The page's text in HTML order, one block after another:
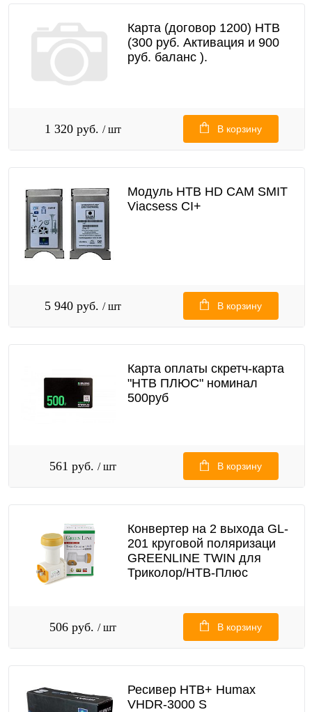
Карта (договор 1200) НТВ
(300 руб. Активация и 900
руб. баланс ).
1 320 руб. / шт В корзину
Модуль НТВ HD CAM SMIT
Viacsess CI+
5 940 руб. / шт В корзину
Карта оплаты скретч-карта
"НТВ ПЛЮС" номинал
500руб
561 руб. / шт В корзину
Конвертер на 2 выхода GL-
201 круговой поляризаци
GREENLINE TWIN для
Триколор/НТВ-Плюс
506 руб. / шт В корзину
Ресивер НТВ+ Humax
VHDR-3000 S